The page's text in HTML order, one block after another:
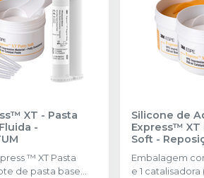
XT - Pasta
-
™ XT Pasta
de pasta base
Silicone de
Express™ XT
Soft -
Embalagem
e 1 catalisadora